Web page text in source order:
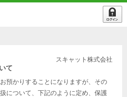
スキャット株式会社
て
預かりすることになりますが、その
について、下記のように定め、保護